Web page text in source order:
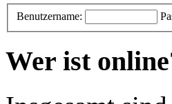
Benutzername:
Wer ist